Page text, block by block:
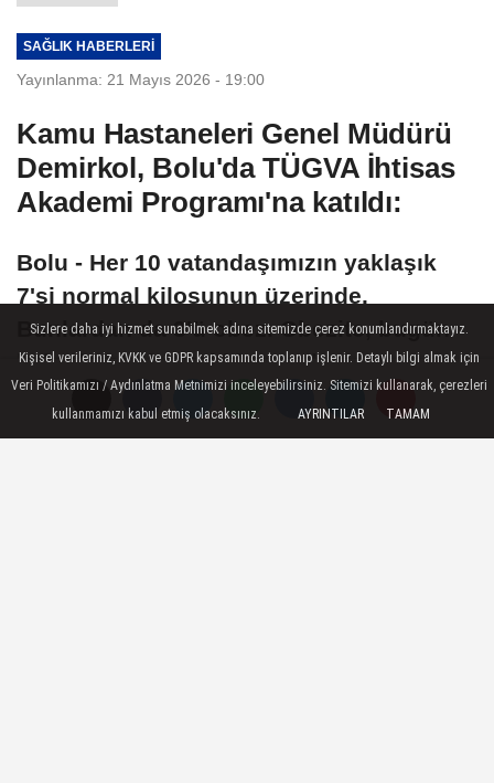
SAĞLIK HABERLERI
Yayınlanma: 21 Mayıs 2026 - 19:00
Kamu Hastaneleri Genel Müdürü
Demirkol, Bolu'da TÜGVA İhtisas
Akademi Programı'na katıldı:
Bolu - Her 10 vatandaşımızın yaklaşık
7'si normal kilosunun üzerinde.
Bunlardan da 3'ü obez. Obezite, bugün
kalp damar hastalıkları ve kanser
açısından risk olarak sigarayla yarışıyor
Sizlere daha iyi hizmet sunabilmek adına sitemizde çerez konumlandırmaktayız.
Kişisel verileriniz, KVKK ve GDPR kapsamında toplanıp işlenir. Detaylı bilgi almak için
Veri Politikamızı / Aydınlatma Metnimizi inceleyebilirsiniz. Sitemizi kullanarak, çerezleri
kullanmamızı kabul etmiş olacaksınız.
AYRINTILAR TAMAM